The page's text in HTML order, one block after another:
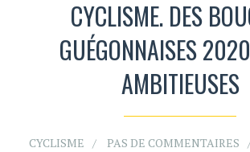
CYCLISME. DES
GUÉGONNAISES
AMBITIEUSES
CYCLISME PAS DE COMMENTAIRES